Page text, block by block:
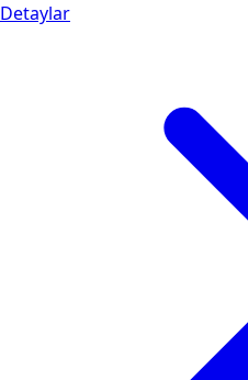
Detaylar